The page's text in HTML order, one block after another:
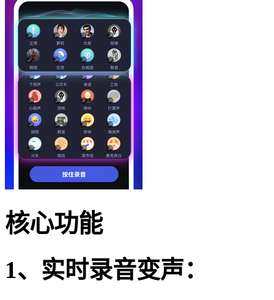
核心功能
1、实时录音变声：